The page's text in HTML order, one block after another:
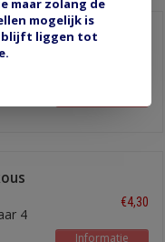
4
€4,30
Informatie
mogelijk is
blijft liggen tot